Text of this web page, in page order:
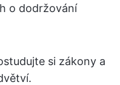
o dodržování
si zákony a